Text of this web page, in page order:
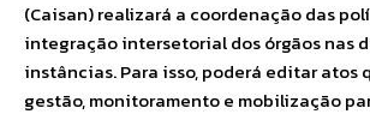
(Caisan) realizará a coordenação das
integração intersetorial dos órgãos nas
instâncias. Para isso, poderá editar atos
gestão, monitoramento e mobilização